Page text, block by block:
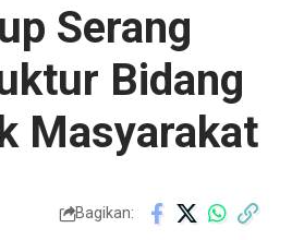
Serang
Bidang
Masyarakat
Bagikan: